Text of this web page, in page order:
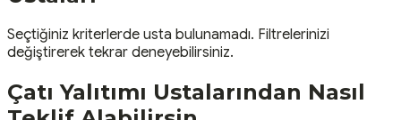
Seçtiğiniz kriterlerde usta bulunamadı. Filtrelerinizi
değiştirerek tekrar deneyebilirsiniz.
Çatı Yalıtımı Ustalarından Nasıl